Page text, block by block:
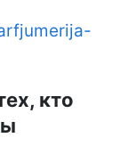
кто